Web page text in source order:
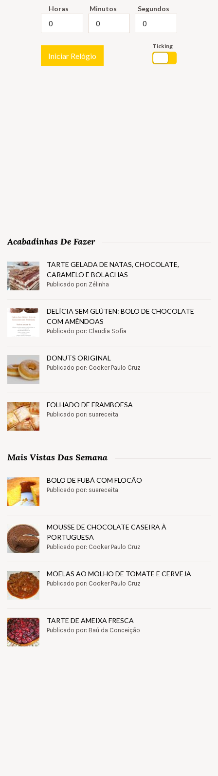
Horas Minutos Segundos
Iniciar Relógio
Ticking
Acabadinhas De Fazer
TARTE GELADA DE NATAS, CHOCOLATE,
CARAMELO E BOLACHAS
Publicado por: Zélinha
DELÍCIA SEM GLÚTEN: BOLO DE CHOCOLATE
COM AMÊNDOAS
Publicado por: Claudia Sofia
DONUTS ORIGINAL
Publicado por: Cooker Paulo Cruz
FOLHADO DE FRAMBOESA
Publicado por: suareceita
Mais Vistas Das Semana
BOLO DE FUBÁ COM FLOCÃO
Publicado por: suareceita
MOUSSE DE CHOCOLATE CASEIRA À
PORTUGUESA
Publicado por: Cooker Paulo Cruz
MOELAS AO MOLHO DE TOMATE E CERVEJA
Publicado por: Cooker Paulo Cruz
TARTE DE AMEIXA FRESCA
Publicado por: Baú da Conceição